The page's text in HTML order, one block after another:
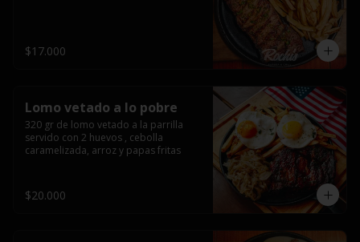
$17.000
Lomo vetado a lo pobre
320 gr de lomo vetado a la parrilla
servido con 2 huevos , cebolla
caramelizada, arroz y papas fritas
$20.000